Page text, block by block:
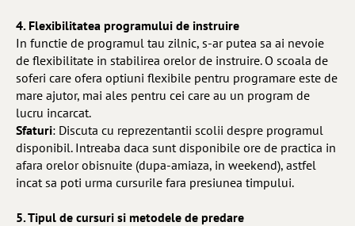
4. Flexibilitatea programului de instruire
In functie de programul tau zilnic, s-ar putea sa ai nevoie
de flexibilitate in stabilirea orelor de instruire. O scoala de
soferi care ofera optiuni flexibile pentru programare este de
mare ajutor, mai ales pentru cei care au un program de
lucru incarcat.
Sfaturi: Discuta cu reprezentantii scolii despre programul
disponibil. Intreaba daca sunt disponibile ore de practica in
afara orelor obisnuite (dupa-amiaza, in weekend), astfel
incat sa poti urma cursurile fara presiunea timpului.
5. Tipul de cursuri si metodele de predare